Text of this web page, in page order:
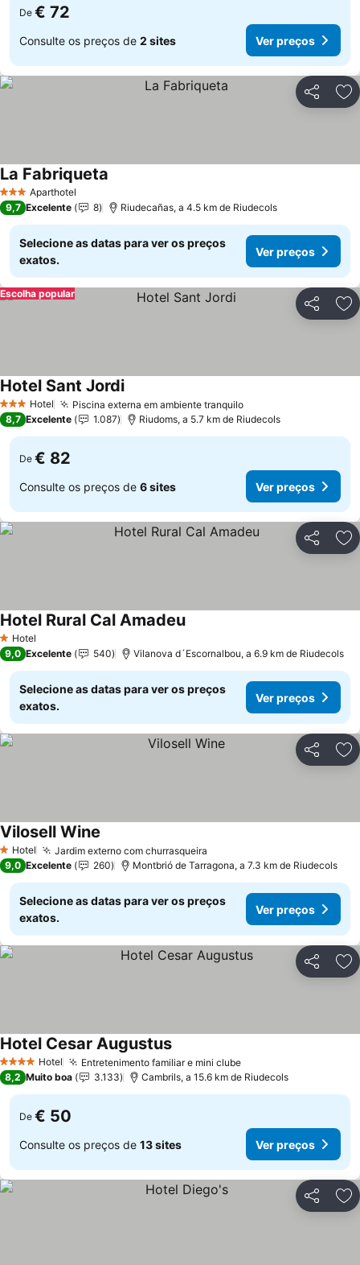
De € 72
Consulte os preços de 2 sites Ver preços
Partilhar
3 EstrelasAparthotel
La Fabriqueta
9,7 Excelente 8 Riudecañas, a 4.5 km de Riudecols
Selecione as datas para ver os preços
exatos.
Ver preços
Partilhar
Escolha popular
3 EstrelasHotel Piscina externa em ambiente tranquiloVer preços
Hotel Sant JordiVer preços
8,7 Excelente 1.087 Riudoms, a 5.7 km de Riudecols
De € 82
Consulte os preços de 6 sites Ver preços
Partilhar
1 Estrelas
Hotel
Hotel Rural Cal AmadeuVer preços
9,0 Excelente 540 Vilanova d´Escornalbou, a 6.9 km de Riudecols
Selecione as datas para ver os preços
exatos.
Ver preços
Partilhar
1 Estrelas
Hotel Jardim externo com churrasqueira
Vilosell Wine
9,0 Excelente 260 Montbrió de Tarragona, a 7.3 km de Riudecols
Selecione as datas para ver os preços
exatos.
Ver preços
Partilhar
4 EstrelasHotel Entretenimento familiar e mini clubeVer preços
Hotel Cesar AugustusVer preços
8,2 Muito boa 3.133 Cambrils, a 15.6 km de Riudecols
De € 50
Consulte os preços de 13 sites Ver preços
Partilhar